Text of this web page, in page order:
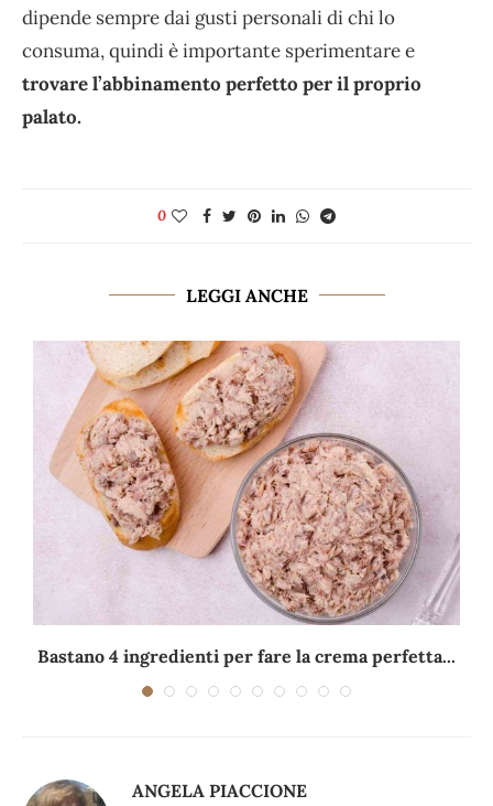
dipende sempre dai gusti personali di chi lo
consuma, quindi è importante sperimentare e
trovare l’abbinamento perfetto per il proprio
palato.
0
LEGGI ANCHE
Bastano 4 ingredienti per fare la crema perfetta...
ANGELA PIACCIONE